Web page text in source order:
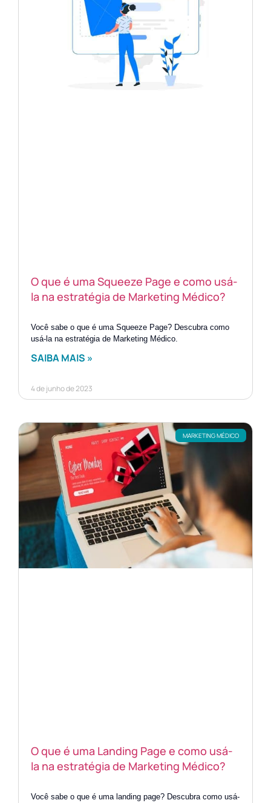
O que é uma Squeeze Page e como usá-
la na estratégia de Marketing Médico?
Você sabe o que é uma Squeeze Page? Descubra como
usá-la na estratégia de Marketing Médico.
SAIBA MAIS »
4 de junho de 2023
MARKETING MÉDICO
O que é uma Landing Page e como usá-
la na estratégia de Marketing Médico?
Você sabe o que é uma landing page? Descubra como usá-